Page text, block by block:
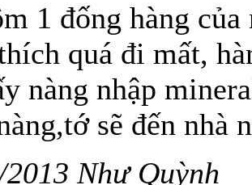
1 đống hàng
quá đi mất,
nàng nhập
sẽ đến nhà
Như Quỳnh